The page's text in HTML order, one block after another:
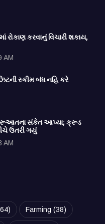
રોકાણ કરવાનું વિચારી શકાય,
AM
સ્કીમ બંધ નહિ કરે
સંકેત આપ્યા; ક્રૂડ
ઉતરી ગયું
AM
Farming (38)